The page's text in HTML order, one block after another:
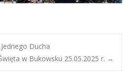
Ducha
w Bukowsku 25.05.2025 r. →